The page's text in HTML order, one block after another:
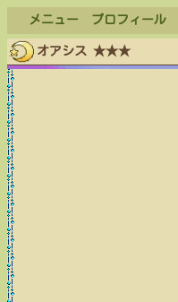
メニュー プロフィール
オアシス ★★★